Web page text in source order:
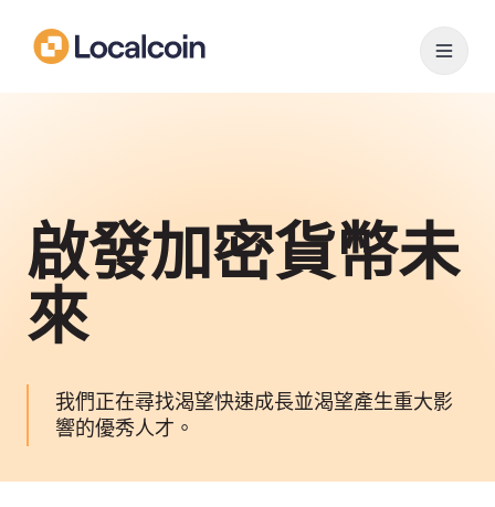
啟發加密貨幣未
來
我們正在尋找渴望快速成長並渴望產生重大影
響的優秀人才。